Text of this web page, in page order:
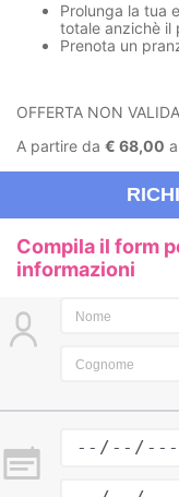
Prolunga la tua
totale anzichè il
Prenota un
OFFERTA NON
A partire da € 68,00
Compila il form
informazioni